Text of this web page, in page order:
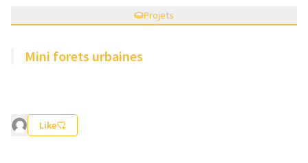
Projets
Mini forets urbaines
Like